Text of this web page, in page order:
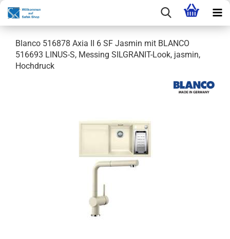
Blanco 516878 Axia II 6 SF Jasmin mit BLANCO
516693 LINUS-S, Messing SILGRANIT-Look, jasmin,
Hochdruck